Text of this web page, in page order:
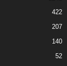
422
207
140
52